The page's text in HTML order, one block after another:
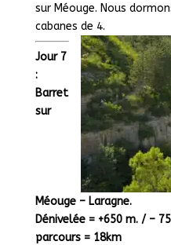
sur Méouge. Nous
cabanes de 4.
Jour 7
:
Barret
sur
Méouge – Laragne.
Dénivelée = +650 m. / –
parcours = 18km